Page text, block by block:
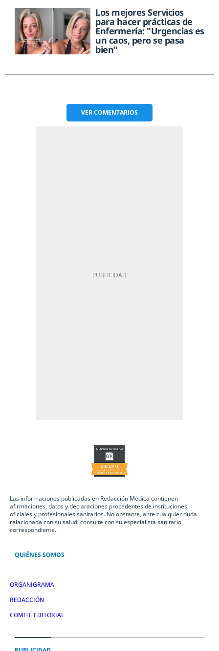
Los mejores Servicios
para hacer prácticas de
Enfermería: "Urgencias es
un caos, pero se pasa
bien"
VERCOMENTARIOS
Las informaciones publicadas en Redacción Médica contienen
afirmaciones, datos y declaraciones procedentes de instituciones
oficiales y profesionales sanitarios. No obstante, ante cualquier duda
relacionada con su salud, consulte con su especialista sanitario
correspondiente.
QUIÉNES SOMOS
ORGANIGRAMA
REDACCIÓN
COMITÉ EDITORIAL